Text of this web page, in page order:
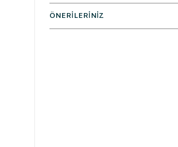
ÖNERİLERİNİZ